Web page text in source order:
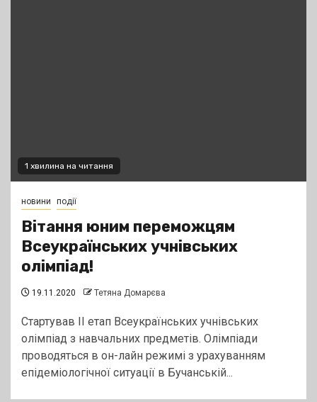
1 хвилина на читання
новини події
Вітання юним переможцям
Всеукраїнських учнівських
олімпіад!
19.11.2020 Тетяна Домарєва
Стартував ІІ етап Всеукраїнських учнівських
олімпіад з навчальних предметів. Олімпіади
проводяться в он-лайн режимі з урахуванням
епідеміологічної ситуації в Бучанській...